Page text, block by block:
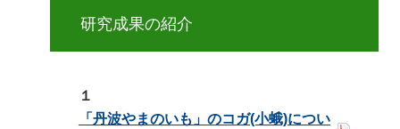
研究成果の紹介
１
「丹波やまのいも」のコガ(小蛾)につい